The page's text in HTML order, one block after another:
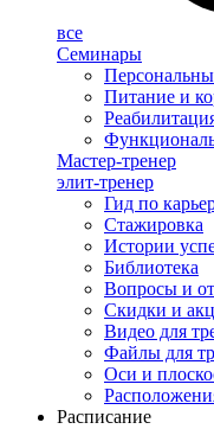
все
Семинары
Питание и
Мастер-тренер
элит-тренер
Гид по
Стажировка
Истории
Библиотека
Вопросы и
Скидки и
Видео для
Файлы для
Оси и
Расписание